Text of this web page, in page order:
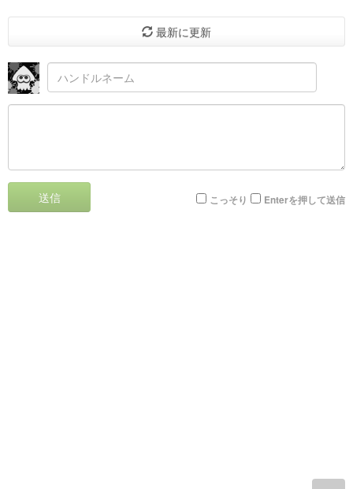
最新に更新
送信 こっそり Enterを押して送信